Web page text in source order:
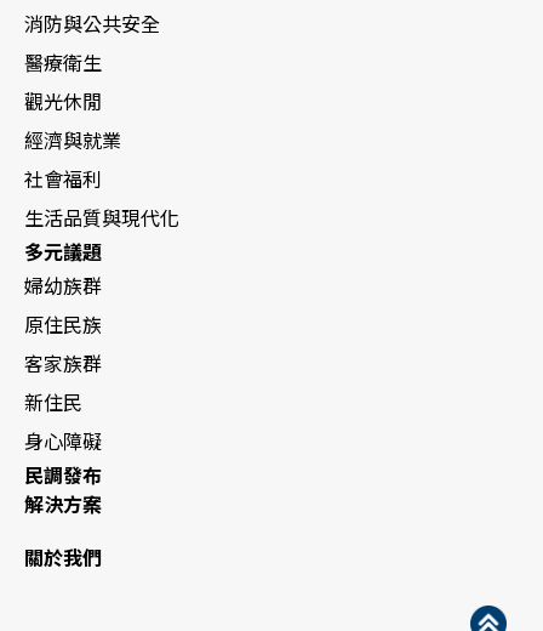
消防與公共安全
醫療衛生
觀光休閒
經濟與就業
社會福利
生活品質與現代化
多元議題
婦幼族群
原住民族
客家族群
新住民
身心障礙
民調發布
解決方案
關於我們